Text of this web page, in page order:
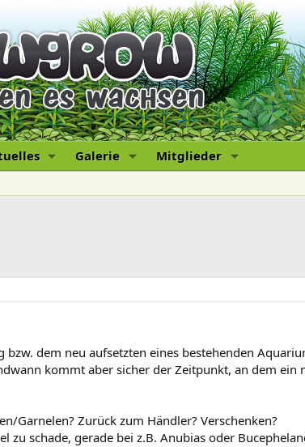
Galerie Mitglieder
dem neu aufsetzten eines bestehenden
kommt aber sicher der Zeitpunkt, an dem
Garnelen? Zurück zum Händler? Verschenken?
schade, gerade bei z.B. Anubias oder